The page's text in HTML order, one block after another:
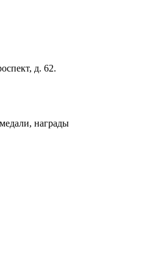
д. 62.
награды